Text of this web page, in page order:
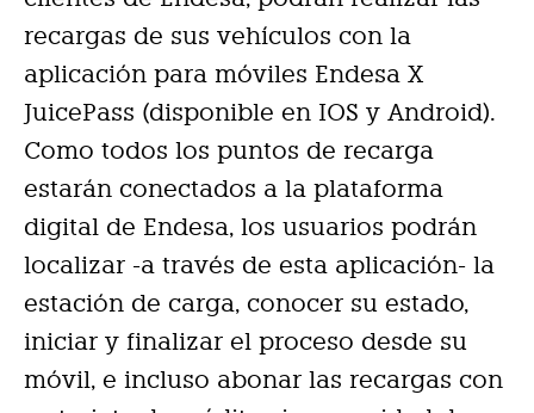
recargas de sus vehículos con la
aplicación para móviles Endesa X
JuicePass (disponible en IOS y Android).
Como todos los puntos de recarga
estarán conectados a la plataforma
digital de Endesa, los usuarios podrán
localizar -a través de esta aplicación- la
estación de carga, conocer su estado,
iniciar y finalizar el proceso desde su
móvil, e incluso abonar las recargas con